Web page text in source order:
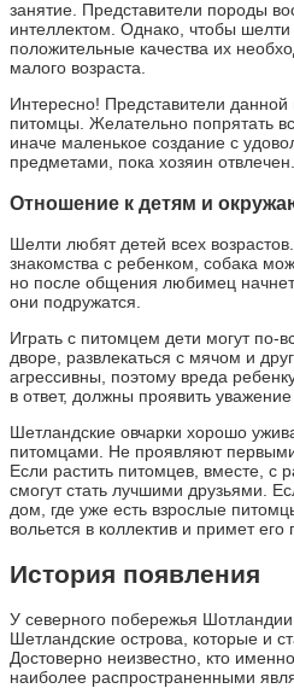
занятие. Представители породы
интеллектом. Однако, чтобы
положительные качества их
малого возраста.
Интересно! Представители
питомцы. Желательно попрятать
иначе маленькое создание с
предметами, пока хозяин отвлечен.
Отношение к детям и
Шелти любят детей всех
знакомства с ребенком, собака
но после общения любимец начнет
они подружатся.
Играть с питомцем дети могут по-
дворе, развлекаться с мячом и
агрессивны, поэтому вреда
в ответ, должны проявить уважение
Шетландские овчарки хорошо
питомцами. Не проявляют первыми
Если растить питомцев, вместе, с
смогут стать лучшими друзьями.
дом, где уже есть взрослые
вольется в коллектив и примет его
История появления
У северного побережья
Шетландские острова, которые и
Достоверно неизвестно, кто
наиболее распространенными